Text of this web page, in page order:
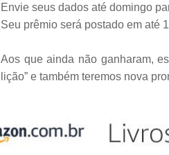
Envie seus dados até domingo
Seu prêmio será postado em até
Aos que ainda não ganharam,
lição” e também teremos nova